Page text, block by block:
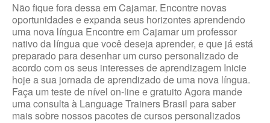
Não fique fora dessa em Cajamar. Encontre novas
oportunidades e expanda seus horizontes aprendendo
uma nova língua Encontre em Cajamar um professor
nativo da língua que você deseja aprender, e que já está
preparado para desenhar um curso personalizado de
acordo com os seus interesses de aprendizagem Inicie
hoje a sua jornada de aprendizado de uma nova língua.
Faça um teste de nível on-line e gratuito Agora mande
uma consulta à Language Trainers Brasil para saber
mais sobre nossos pacotes de cursos personalizados